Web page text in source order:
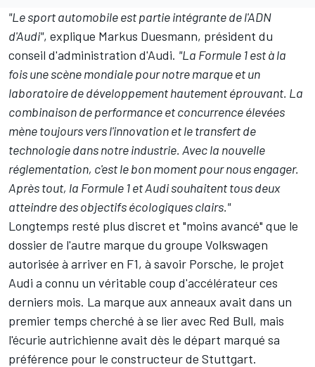
"Le sport automobile est partie intégrante de l'ADN
d'Audi", explique Markus Duesmann, président du
conseil d'administration d'Audi. "La Formule 1 est à la
fois une scène mondiale pour notre marque et un
laboratoire de développement hautement éprouvant. La
combinaison de performance et concurrence élevées
mène toujours vers l'innovation et le transfert de
technologie dans notre industrie. Avec la nouvelle
réglementation, c'est le bon moment pour nous engager.
Après tout, la Formule 1 et Audi souhaitent tous deux
atteindre des objectifs écologiques clairs."
Longtemps resté plus discret et "moins avancé" que le
dossier de l'autre marque du groupe Volkswagen
autorisée à arriver en F1, à savoir Porsche, le projet
Audi a connu un véritable coup d'accélérateur ces
derniers mois. La marque aux anneaux avait dans un
premier temps cherché à se lier avec Red Bull, mais
l'écurie autrichienne avait dès le départ marqué sa
préférence pour le constructeur de Stuttgart.